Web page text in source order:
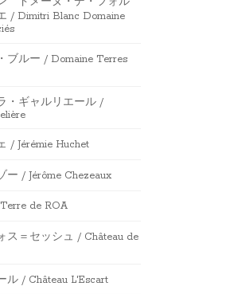
/ Dimitri Blanc Domaine
ブルー / Domaine Terres
・ギャルリエール /
/ Jérémie Huchet
ー / Jérôme Chezeaux
de ROA
ス＝セッシュ / Château de
ル / Château L'Escart